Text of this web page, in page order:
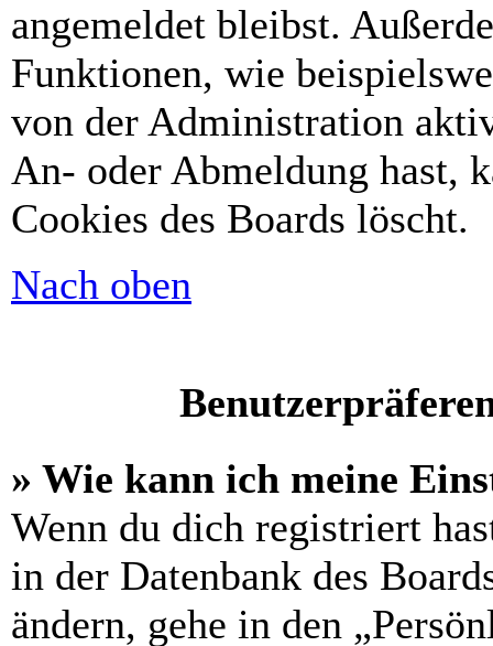
angemeldet bleibst.
Funktionen, wie
von der Administration
An- oder Abmeldung hast,
Cookies des Boards löscht.
Nach oben
» Wie kann ich meine
Wenn du dich registriert
in der Datenbank des
ändern, gehe in den